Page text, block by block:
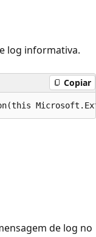
log informativa.
Copiar
de log no